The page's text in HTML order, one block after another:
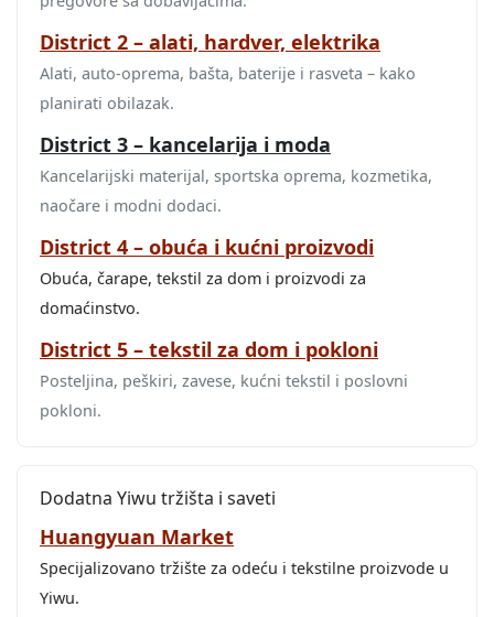
District 2 – alati, hardver, elektrika
Alati, auto-oprema, bašta, baterije i rasveta – kako
planirati obilazak.
District 3 – kancelarija i moda
Kancelarijski materijal, sportska oprema, kozmetika,
naočare i modni dodaci.
District 4 – obuća i kućni proizvodi
Obuća, čarape, tekstil za dom i proizvodi za
domaćinstvo.
District 5 – tekstil za dom i pokloni
Posteljina, peškiri, zavese, kućni tekstil i poslovni
pokloni.
Dodatna Yiwu tržišta i saveti
Huangyuan Market
Specijalizovano tržište za odeću i tekstilne proizvode u
Yiwu.